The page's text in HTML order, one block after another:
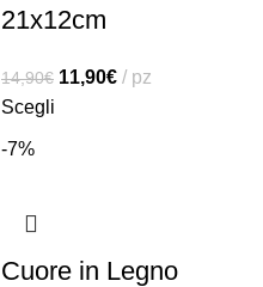
21x12cm
14,90€ 11,90€
pz
Scegli
-7%
Cuore in Legno